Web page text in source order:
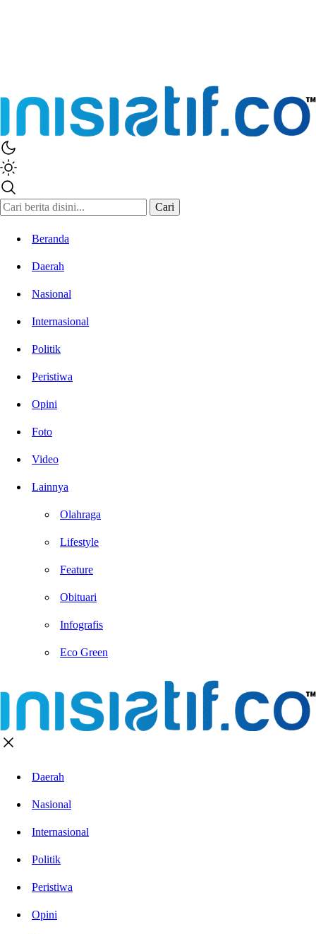
Cari
Beranda
Daerah
Nasional
Internasional
Politik
Peristiwa
Opini
Foto
Video
Lainnya
Olahraga
Lifestyle
Feature
Obituari
Infografis
Eco Green
Daerah
Nasional
Internasional
Politik
Peristiwa
Opini